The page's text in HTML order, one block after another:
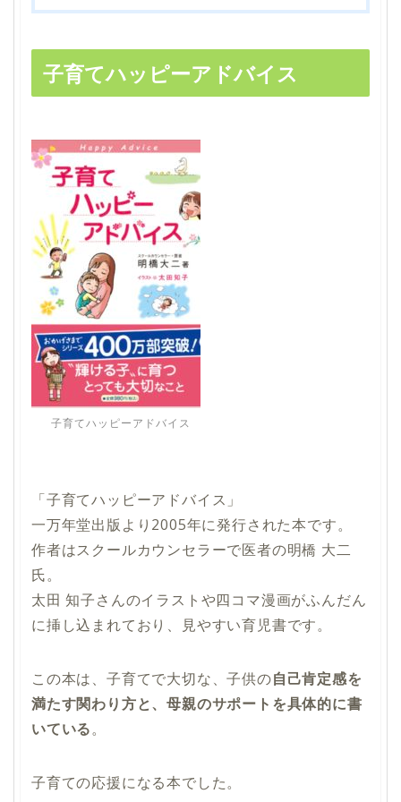
子育てハッピーアドバイス
子育てハッピーアドバイス
「子育てハッピーアドバイス」
一万年堂出版より2005年に発行された本です。
作者はスクールカウンセラーで医者の明橋 大二
氏。
太田 知子さんのイラストや四コマ漫画がふんだん
に挿し込まれており、見やすい育児書です。
この本は、子育てで大切な、子供の自己肯定感を
満たす関わり方と、母親のサポートを具体的に書
いている。
子育ての応援になる本でした。